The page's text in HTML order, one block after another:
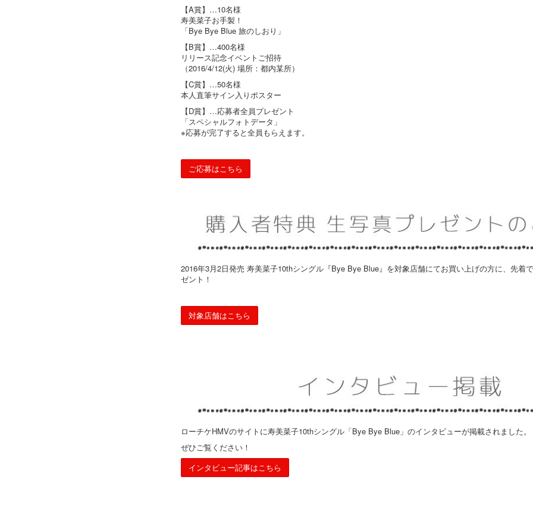
【A賞】…10名様
寿美菜子お手製！
「Bye Bye Blue 旅のしおり」
【B賞】…400名様
リリース記念イベントご招待
（2016/4/12(火) 場所：都内某所）
【C賞】…50名様
本人直筆サイン入りポスター
【D賞】…応募者全員プレゼント
「スペシャルフォトデータ」
※応募が完了すると全員もらえます。
ご応募はこちら
2016年3月2日発売 寿美菜子10thシングル『Bye Bye Blue』を対象店舗にてお買い上げの方に、先着
ゼント！
対象店舗はこちら
ローチケHMVのサイトに寿美菜子10thシングル「Bye Bye Blue」のインタビューが掲載されました。
ぜひご覧ください！
インタビュー記事はこちら